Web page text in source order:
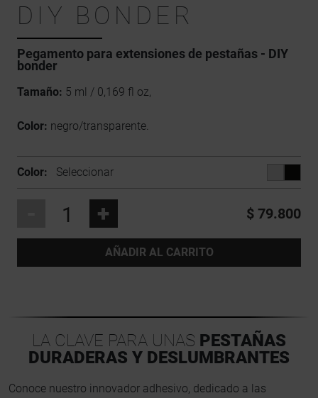
DIY BONDER
Pegamento para extensiones de pestañas - DIY
bonder
Tamaño: 5 ml / 0,169 fl oz,
Color: negro/transparente.
Color: Seleccionar
+ $ 79.800
AÑADIR AL CARRITO
LA CLAVE PARA UNAS PESTAÑAS
DURADERAS Y DESLUMBRANTES
Conoce nuestro innovador adhesivo, dedicado a las